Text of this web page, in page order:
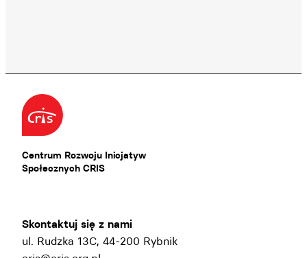
Centrum Rozwoju Inicjatyw
Społecznych CRIS
Skontaktuj się z nami
ul. Rudzka 13C, 44-200 Rybnik